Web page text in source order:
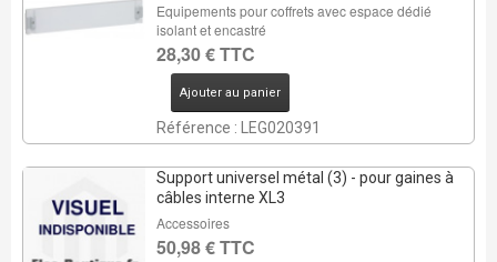
Equipements pour coffrets avec espace dédié
isolant et encastré
28,30 € TTC
Ajouter au panier
Référence : LEG020391
Support universel métal (3) - pour gaines à
câbles interne XL3
Accessoires
50,98 € TTC